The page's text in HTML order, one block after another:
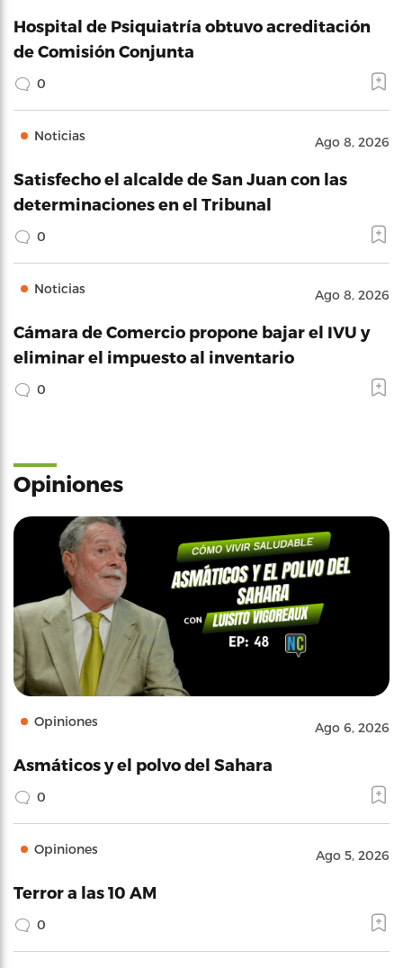
Hospital de Psiquiatría obtuvo acreditación
de Comisión Conjunta
0
Noticias Ago 8, 2026
Satisfecho el alcalde de San Juan con las
determinaciones en el Tribunal
0
Noticias Ago 8, 2026
Cámara de Comercio propone bajar el IVU y
eliminar el impuesto al inventario
0
Opiniones
Opiniones Ago 6, 2026
Asmáticos y el polvo del Sahara
0
Opiniones Ago 5, 2026
Terror a las 10 AM
0